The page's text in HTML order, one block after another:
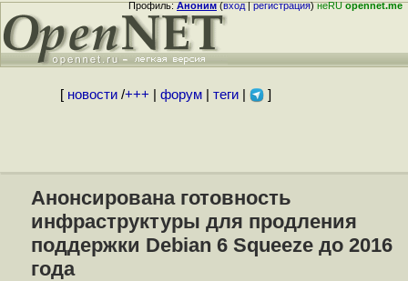
Профиль:Аноним(вход|регистрация)неRUopennet.me
[ новости/+++ форум| теги| ]
Анонсирована готовность
инфраструктуры для продления
поддержки Debian 6 Squeeze до 2016
года